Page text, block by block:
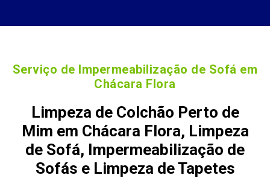
Serviço de Impermeabilização de Sofá em
Chácara Flora
Limpeza de Colchão Perto de
Mim em Chácara Flora, Limpeza
de Sofá, Impermeabilização de
Sofás e Limpeza de Tapetes